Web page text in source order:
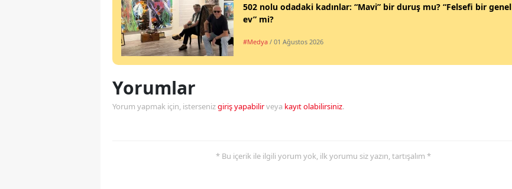
502 nolu odadaki kadınlar: “Mavi” bir duruş mu? “Felsefi bir genel
ev” mi?
#Medya / 01 Ağustos 2026
Yorumlar
Yorum yapmak için, istersenizgiriş yapabilirveya kayıt olabilirsiniz.
* Bu içerik ile ilgili yorum yok, ilk yorumu siz yazın, tartışalım *